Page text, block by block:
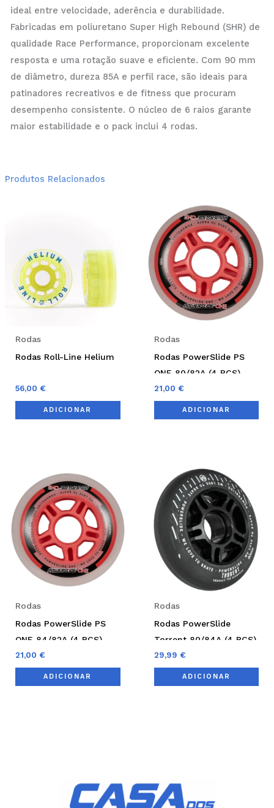
ideal entre velocidade, aderência e durabilidade.
Fabricadas em poliuretano Super High Rebound (SHR) de
qualidade Race Performance, proporcionam excelente
resposta e uma rotação suave e eficiente. Com 90 mm
de diâmetro, dureza 85A e perfil race, são ideais para
patinadores recreativos e de fitness que procuram
desempenho consistente. O núcleo de 6 raios garante
maior estabilidade e o pack inclui 4 rodas.
Produtos Relacionados
Rodas
Rodas Roll-Line Helium
56,00 €
ADICIONAR
Rodas
Rodas PowerSlide PS
ONE 80/82A (4 PCS)
21,00 €
ADICIONAR
Rodas
Rodas PowerSlide PS
ONE 84/82A (4 PCS)
21,00 €
ADICIONAR
Rodas
Rodas PowerSlide
Torrent 80/84A (4 PCS)
29,99 €
ADICIONAR